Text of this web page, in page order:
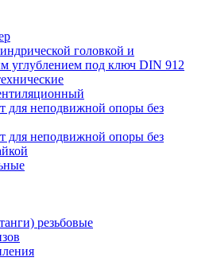
головкой и
углублением под ключ DIN 912
неподвижной опоры без
неподвижной опоры без
резьбовые